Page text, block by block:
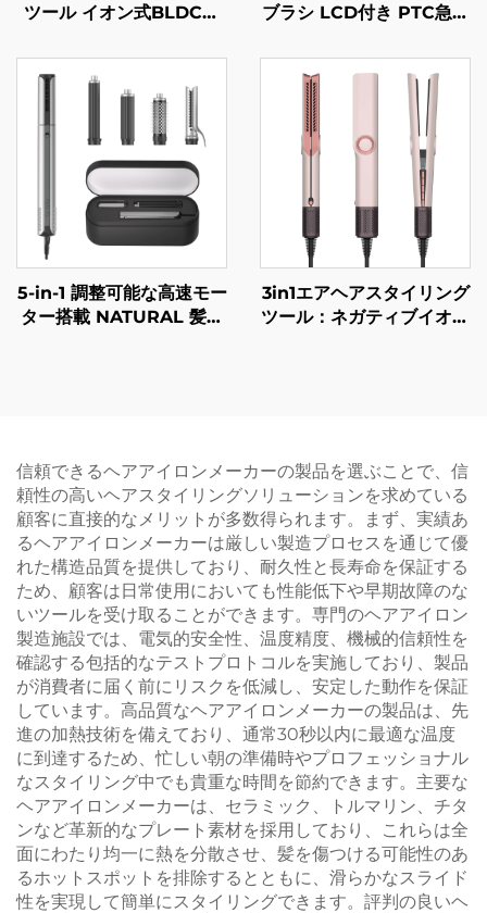
ツール イオン式BLDC高
カラードライヤー ホット
エアブラシ ブローブラシ
ヘアドライヤー
ブラシ LCD付き PTC急速
動ヘアカールブラシ
5-in-1 調整可能な高速モー
ター搭載 NATURAL 髪の
3in1エアヘアスタイリング
ツール：ネガティブイオン
信頼できるヘアアイロンメーカーの製品を選ぶことで、信
頼性の高いヘアスタイリングソリューションを求めている
顧客に直接的なメリットが多数得られます。まず、実績あ
るヘアアイロンメーカーは厳しい製造プロセスを通じて優
れた構造品質を提供しており、耐久性と長寿命を保証する
ため、顧客は日常使用においても性能低下や早期故障のな
いツールを受け取ることができます。専門のヘアアイロン
製造施設では、電気的安全性、温度精度、機械的信頼性を
確認する包括的なテストプロトコルを実施しており、製品
が消費者に届く前にリスクを低減し、安定した動作を保証
しています。高品質なヘアアイロンメーカーの製品は、先
進の加熱技術を備えており、通常30秒以内に最適な温度
に到達するため、忙しい朝の準備時やプロフェッショナル
なスタイリング中でも貴重な時間を節約できます。主要な
ヘアアイロンメーカーは、セラミック、トルマリン、チタ
ンなど革新的なプレート素材を採用しており、これらは全
面にわたり均一に熱を分散させ、髪を傷つける可能性のあ
るホットスポットを排除するとともに、滑らかなスライド
性を実現して簡単にスタイリングできます。評判の良いヘ